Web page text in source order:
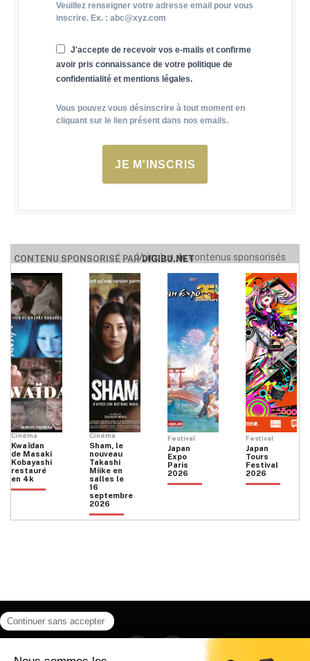
Veuillez renseigner votre adresse email pour vous
inscrire. Ex. : abc@xyz.com
J'accepte de recevoir vos e-mails et confirme
avoir pris connaissance de votre politique de
confidentialité et mentions légales.
Vous pouvez vous désinscrire à tout moment en
cliquant sur le lien présent dans nos emails.
JE M'INSCRIS
CONTENU SPONSORISÉ PARDIGIBU.NET
Voir plus de contenus sponsorisés
Cinéma
Kwaïdan
de Masaki
Kobayashi
restauré
en 4k
Cinéma
Sham, le
nouveau
Takashi
Miike en
salles le
16
septembre
2026
Festival
Japan
Expo
Paris
2026
Festival
Japan
Tours
Festival
2026
Instagram